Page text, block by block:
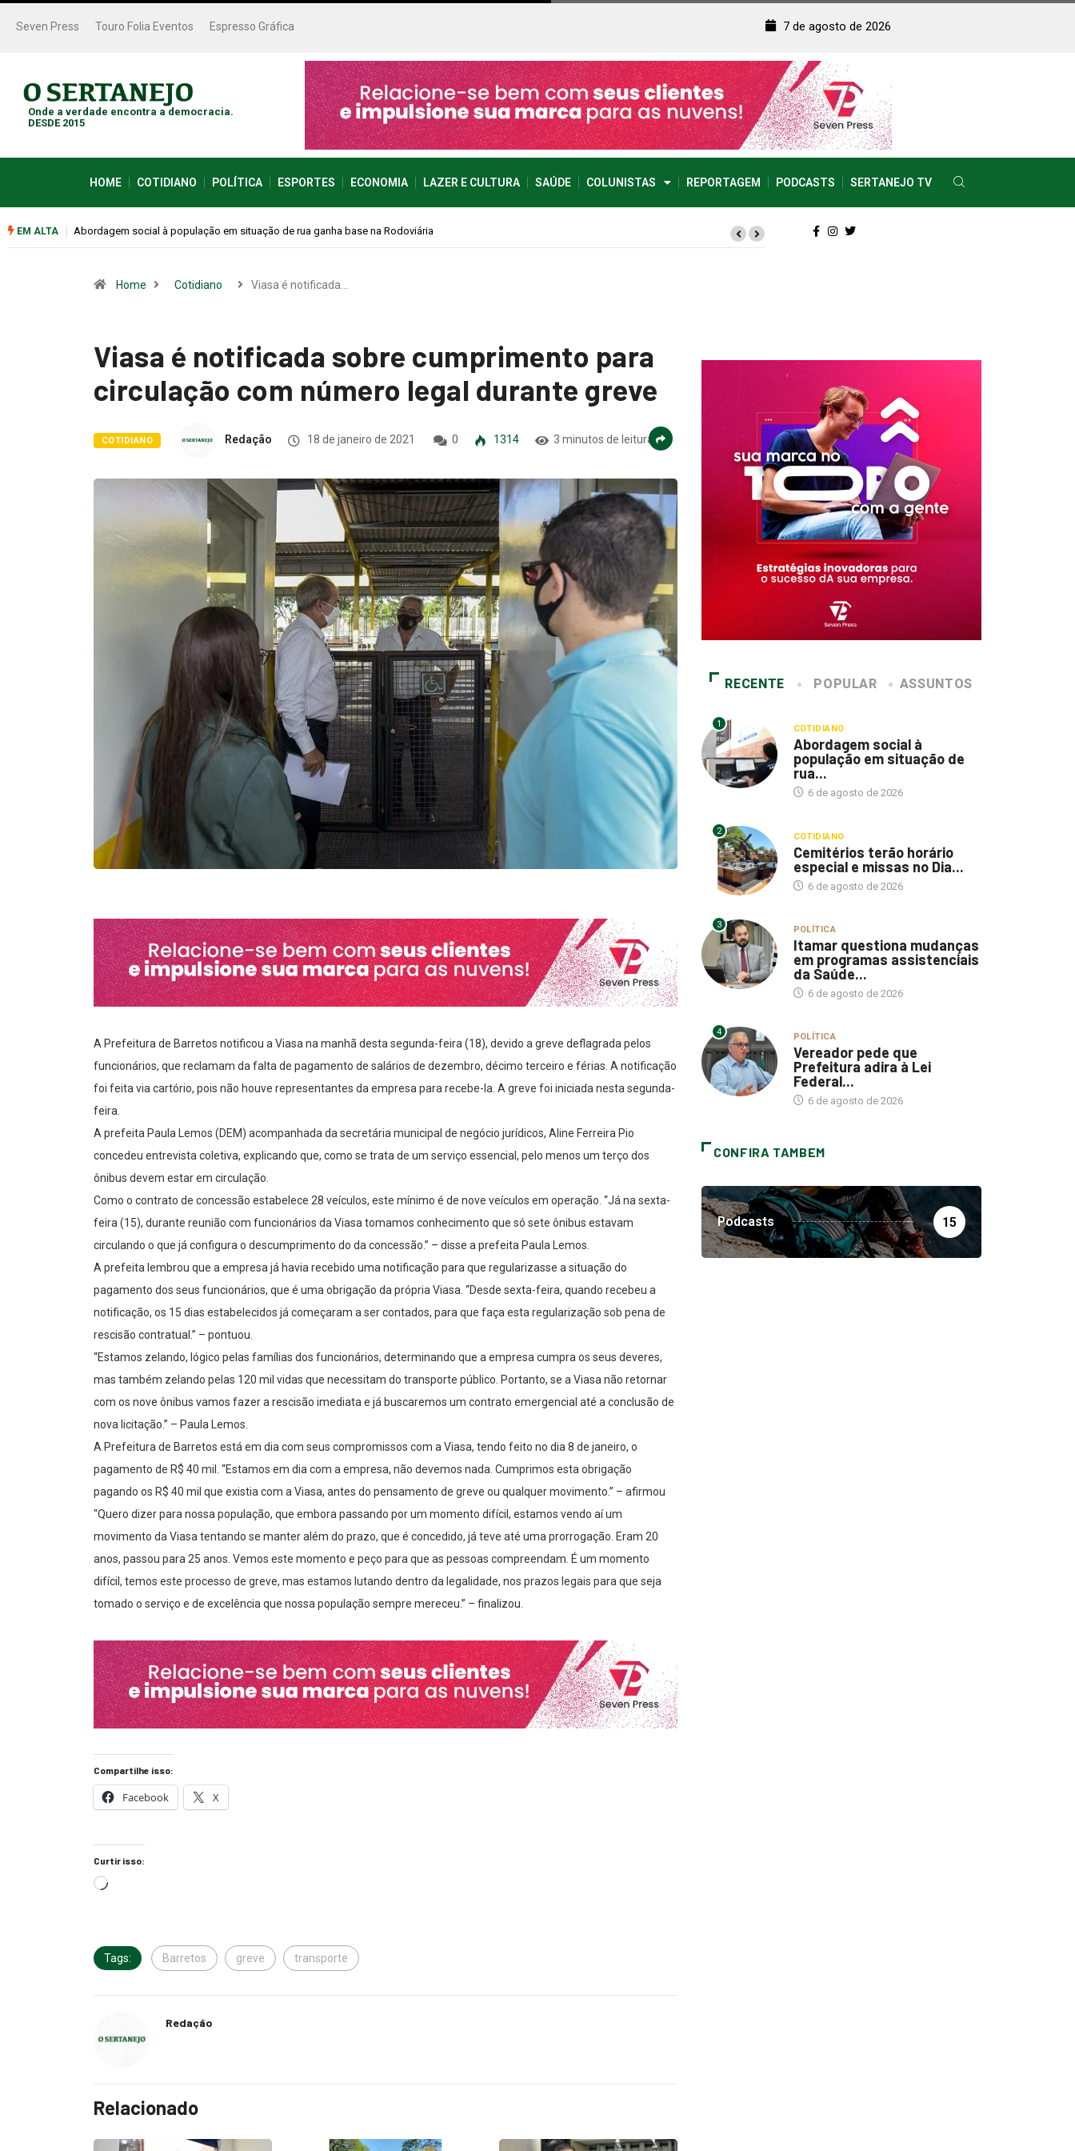
Seven Press Touro Folia Eventos Espresso Gráfica 7 de agosto de 2026
Onde a verdade encontra a democracia.
DESDE 2015
HOME COTIDIANO POLÍTICA ESPORTES ECONOMIA LAZER E CULTURA SAÚDE COLUNISTAS REPORTAGEM PODCASTS SERTANEJO TV
EM ALTA Cemitérios terão horário especial e missas no Dia dos Pais
Home Cotidiano Viasa é notificada…
Viasa é notificada sobre cumprimento para
circulação com número legal durante greve
COTIDIANO Redação 18 de janeiro de 2021 0 1314 3 minutos de leitura
A Prefeitura de Barretos notificou a Viasa na manhã desta segunda-feira (18), devido a greve deflagrada pelos
funcionários, que reclamam da falta de pagamento de salários de dezembro, décimo terceiro e férias. A notificação
foi feita via cartório, pois não houve representantes da empresa para recebe-la. A greve foi iniciada nesta segunda-
feira.
A prefeita Paula Lemos (DEM) acompanhada da secretária municipal de negócio jurídicos, Aline Ferreira Pio
concedeu entrevista coletiva, explicando que, como se trata de um serviço essencial, pelo menos um terço dos
ônibus devem estar em circulação.
Como o contrato de concessão estabelece 28 veículos, este mínimo é de nove veículos em operação. “Já na sexta-
feira (15), durante reunião com funcionários da Viasa tomamos conhecimento que só sete ônibus estavam
circulando o que já configura o descumprimento do da concessão.” – disse a prefeita Paula Lemos.
A prefeita lembrou que a empresa já havia recebido uma notificação para que regularizasse a situação do
pagamento dos seus funcionários, que é uma obrigação da própria Viasa. “Desde sexta-feira, quando recebeu a
notificação, os 15 dias estabelecidos já começaram a ser contados, para que faça esta regularização sob pena de
rescisão contratual.” – pontuou.
“Estamos zelando, lógico pelas famílias dos funcionários, determinando que a empresa cumpra os seus deveres,
mas também zelando pelas 120 mil vidas que necessitam do transporte público. Portanto, se a Viasa não retornar
com os nove ônibus vamos fazer a rescisão imediata e já buscaremos um contrato emergencial até a conclusão de
nova licitação.” – Paula Lemos.
A Prefeitura de Barretos está em dia com seus compromissos com a Viasa, tendo feito no dia 8 de janeiro, o
pagamento de R$ 40 mil. “Estamos em dia com a empresa, não devemos nada. Cumprimos esta obrigação
pagando os R$ 40 mil que existia com a Viasa, antes do pensamento de greve ou qualquer movimento.” – afirmou
“Quero dizer para nossa população, que embora passando por um momento difícil, estamos vendo aí um
movimento da Viasa tentando se manter além do prazo, que é concedido, já teve até uma prorrogação. Eram 20
anos, passou para 25 anos. Vemos este momento e peço para que as pessoas compreendam. É um momento
difícil, temos este processo de greve, mas estamos lutando dentro da legalidade, nos prazos legais para que seja
tomado o serviço e de excelência que nossa população sempre mereceu.” – finalizou.
Compartilhe isso:
Facebook X
Curtir isso:
Tags: Barretos greve transporte
Redação
Relacionado
RECENTE POPULAR ASSUNTOS
1 COTIDIANO
Abordagem social à
população em situação de
rua...
6 de agosto de 2026
2 COTIDIANO
Cemitérios terão horário
especial e missas no Dia...
6 de agosto de 2026
3 POLÍTICA
Itamar questiona mudanças
em programas assistenciais
da Saúde...
6 de agosto de 2026
4 POLÍTICA
Vereador pede que
Prefeitura adira à Lei
Federal...
6 de agosto de 2026
CONFIRA TAMBEM
Podcasts 15